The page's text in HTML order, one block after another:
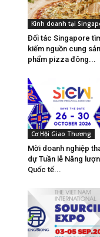
Kinh doanh tại
Đối tác Singapore
kiếm nguồn cung sản
phẩm pizza đông...
Cơ Hội Giao Thương
Mời doanh nghiệp
dự Tuần lễ Năng
Quốc tế...